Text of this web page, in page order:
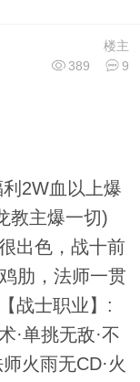
楼主
389
9
利2W血以上爆
教主爆一切)
出色，战十前
肋，法师一贯
战士职业】:
·单挑无敌·不
火雨无CD·火